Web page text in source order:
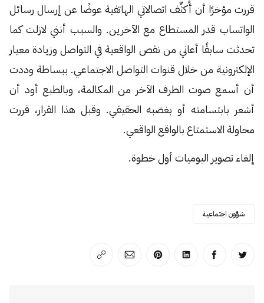
قررت مؤخرًا أن أُكثِّف اتصالاتي الهاتفية عوضًا عن إرسال رسائل
الواتساب قدر المستطاع مع الآخرين. والسبب أنني لازلت كما
تحدثت سابقًا أعاني من نقص الواقعية في التواصل وزيادة معيار
الإلكترونية من خلال قنوات التواصل الاجتماعي. ببساطة وددت
أن أسمع صوت الطرف الآخر من المكالمة، وبالطبع أود أن
أشعر بابتسامته أو بغضبه الحقيقي. وقبل هذا القرار، قررت
محاولة الاستمتاع بالواقع الواقعي.
إلغاء تصوير اليوميات أول خطوة.
شؤون اجتماعية
انشر على تويترانشر على الفيسبوك
انشر على لينكد إن
انشر على بينترست
انشر على الإيميل
انسخ الرابط